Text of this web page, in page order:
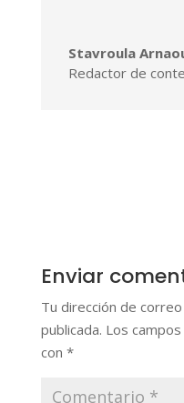
Stavroula
Redactor de
Enviar
Tu dirección de
publicada. Los
con *